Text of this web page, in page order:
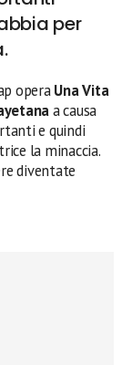
per
operaUna Vita
a causa
e quindi
la minaccia.
diventate